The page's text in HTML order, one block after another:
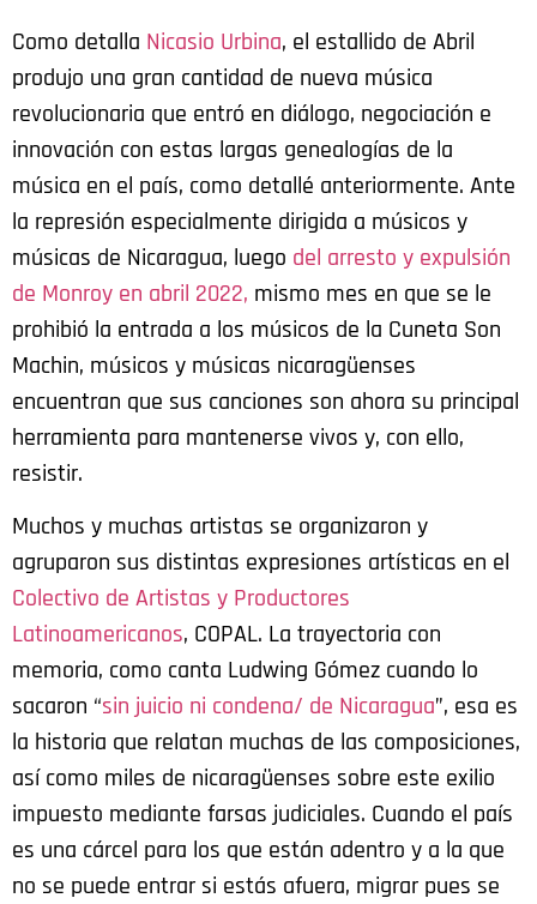
Como detalla Nicasio Urbina, el estallido de Abril
produjo una gran cantidad de nueva música
revolucionaria que entró en diálogo, negociación e
innovación con estas largas genealogías de la
música en el país, como detallé anteriormente. Ante
la represión especialmente dirigida a músicos y
músicas de Nicaragua, luego del arresto y expulsión
de Monroy en abril 2022, mismo mes en que se le
prohibió la entrada a los músicos de la Cuneta Son
Machin, músicos y músicas nicaragüenses
encuentran que sus canciones son ahora su principal
herramienta para mantenerse vivos y, con ello,
resistir.
Muchos y muchas artistas se organizaron y
agruparon sus distintas expresiones artísticas en el
Colectivo de Artistas y Productores
Latinoamericanos, COPAL. La trayectoria con
memoria, como canta Ludwing Gómez cuando lo
sacaron “sin juicio ni condena/ de Nicaragua”, esa es
la historia que relatan muchas de las composiciones,
así como miles de nicaragüenses sobre este exilio
impuesto mediante farsas judiciales. Cuando el país
es una cárcel para los que están adentro y a la que
no se puede entrar si estás afuera, migrar pues se